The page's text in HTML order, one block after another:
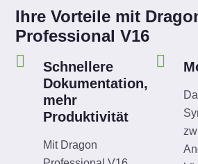
Ihre Vorteile mit
Professional V16
Schnellere
Dokumentation,
mehr
Produktivität
Mit Dragon